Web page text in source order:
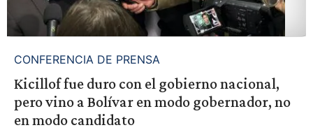
CONFERENCIA DE PRENSA
Kicillof fue duro con el gobierno nacional,
pero vino a Bolívar en modo gobernador, no
en modo candidato